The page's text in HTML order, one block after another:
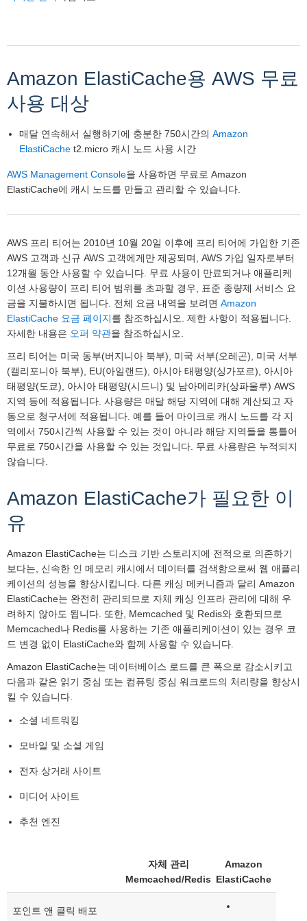
Amazon ElastiCache용 AWS 무료
사용 대상
매달 연속해서 실행하기에 충분한 750시간의 Amazon
ElastiCache t2.micro 캐시 노드 사용 시간
AWS Management Console을 사용하면 무료로 Amazon
ElastiCache에 캐시 노드를 만들고 관리할 수 있습니다.
AWS 프리 티어는 2010년 10월 20일 이후에 프리 티어에 가입한 기존
AWS 고객과 신규 AWS 고객에게만 제공되며, AWS 가입 일자로부터
12개월 동안 사용할 수 있습니다. 무료 사용이 만료되거나 애플리케
이션 사용량이 프리 티어 범위를 초과할 경우, 표준 종량제 서비스 요
금을 지불하시면 됩니다. 전체 요금 내역을 보려면 Amazon
ElastiCache 요금 페이지를 참조하십시오. 제한 사항이 적용됩니다.
자세한 내용은 오퍼 약관을 참조하십시오.
프리 티어는 미국 동부(버지니아 북부), 미국 서부(오레곤), 미국 서부
(캘리포니아 북부), EU(아일랜드), 아시아 태평양(싱가포르), 아시아
태평양(도쿄), 아시아 태평양(시드니) 및 남아메리카(상파울루) AWS
지역 등에 적용됩니다. 사용량은 매달 해당 지역에 대해 계산되고 자
동으로 청구서에 적용됩니다. 예를 들어 마이크로 캐시 노드를 각 지
역에서 750시간씩 사용할 수 있는 것이 아니라 해당 지역들을 통틀어
무료로 750시간을 사용할 수 있는 것입니다. 무료 사용량은 누적되지
않습니다.
Amazon ElastiCache가 필요한 이
유
Amazon ElastiCache는 디스크 기반 스토리지에 전적으로 의존하기
보다는, 신속한 인 메모리 캐시에서 데이터를 검색함으로써 웹 애플리
케이션의 성능을 향상시킵니다. 다른 캐싱 메커니즘과 달리 Amazon
ElastiCache는 완전히 관리되므로 자체 캐싱 인프라 관리에 대해 우
려하지 않아도 됩니다. 또한, Memcached 및 Redis와 호환되므로
Memcached나 Redis를 사용하는 기존 애플리케이션이 있는 경우 코
드 변경 없이 ElastiCache와 함께 사용할 수 있습니다.
Amazon ElastiCache는 데이터베이스 로드를 큰 폭으로 감소시키고
다음과 같은 읽기 중심 또는 컴퓨팅 중심 워크로드의 처리량을 향상시
킬 수 있습니다.
소셜 네트워킹
모바일 및 소셜 게임
전자 상거래 사이트
미디어 사이트
추천 엔진
자체 관리
Memcached/Redis
Amazon
ElastiCache
포인트 앤 클릭 배포